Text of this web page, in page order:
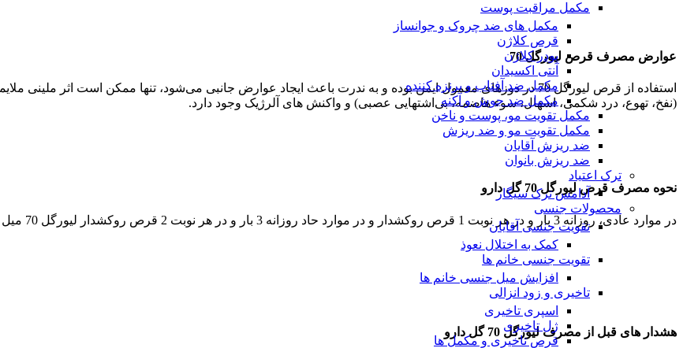
مکمل مراقبت پوست
مکمل های ضد چروک و جوانساز
قرص کلاژن
پودر کلاژن
آنتی اکسیدان
مکمل ضد آفتاب و برنزه کننده
مکمل ضد جوش و آکنه
مکمل تقویت مو، پوست و ناخن
مکمل تقویت مو و ضد ریزش
ضد ریزش آقایان
ضد ریزش بانوان
ترک اعتیاد
آدامس ترک سیگار
محصولات جنسی
تقویت جنسی آقایان
کمک به اختلال نعوذ
تقویت جنسی خانم ها
افزایش میل جنسی خانم ها
تاخیری و زود انزالی
اسپری تاخیری
ژل تاخیری
قرص تاخیری و مکمل ها
عوارض مصرف قرص لیورگل 70
استفاده از قرص لیورگل 70 در دوزهای معمول ایمن بوده و به ندرت باعث ایجاد عوارض جانبی می‌شود، تنها ممکن است
(نفخ، تهوع، درد شکمی، اسهال، سوء‌ ‌‌هاضمه، بی‌اشتهایی عصبی) و واکنش‌ های آلرژیک وجود دارد.
نحوه مصرف قرص لیورگل 70 گل دارو
در موارد عادی، روزانه 3 بار و در هر نوبت 1 قرص روکشدار و در موارد حاد روزانه 3 بار و در هر نوبت 2 قرص روکشدار لیورگل 70 میل شود.
هشدار های قبل از مصرف لیورگل 70 گل دارو